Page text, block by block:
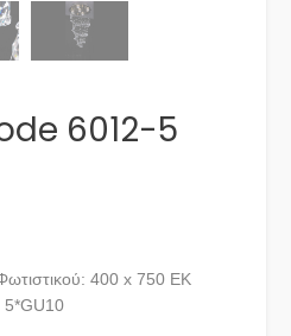
6012-5
400 x 750 ΕΚ